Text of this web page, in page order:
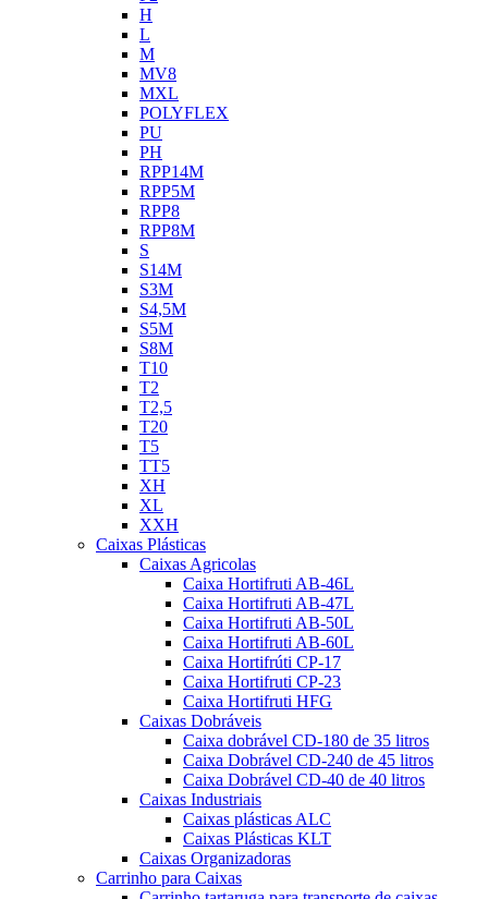
H
L
M
MV8
MXL
POLYFLEX
PU
PH
RPP14M
RPP5M
RPP8
RPP8M
S
S14M
S3M
S4,5M
S5M
S8M
T10
T2
T2,5
T20
T5
TT5
XH
XL
XXH
Caixas Plásticas
Caixas Agricolas
Caixa Hortifruti AB-46L
Caixa Hortifruti AB-47L
Caixa Hortifruti AB-50L
Caixa Hortifruti AB-60L
Caixa Hortifrúti CP-17
Caixa Hortifruti CP-23
Caixa Hortifruti HFG
Caixas Dobráveis
Caixa dobrável CD-180 de 35 litros
Caixa Dobrável CD-240 de 45 litros
Caixa Dobrável CD-40 de 40 litros
Caixas Industriais
Caixas plásticas ALC
Caixas Plásticas KLT
Caixas Organizadoras
Carrinho para Caixas